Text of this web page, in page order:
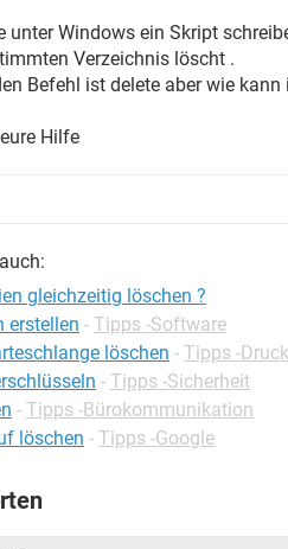
unter Windows ein Skript
Verzeichnis löscht .
Befehl ist delete aber wie kann
Hilfe
gleichzeitig löschen ?
erstellen - Tipps -Software
löschen - Tipps -
- Tipps -Sicherheit
- Tipps -Bürokommunikation
löschen - Tipps -Google